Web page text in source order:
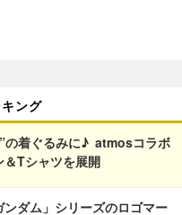
ング
の着ぐるみに♪ atmosコラボ
Tシャツを展開
ダム」シリーズのロゴマー